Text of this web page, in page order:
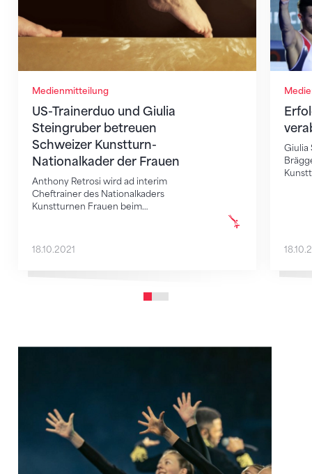
Medienmitteilung
US-Trainerduo und Giulia
Steingruber betreuen
Schweizer Kunstturn-
Nationalkader der Frauen
Anthony Retrosi wird ad interim
Cheftrainer des Nationalkaders
Kunstturnen Frauen beim…
18.10.2021
Giulia